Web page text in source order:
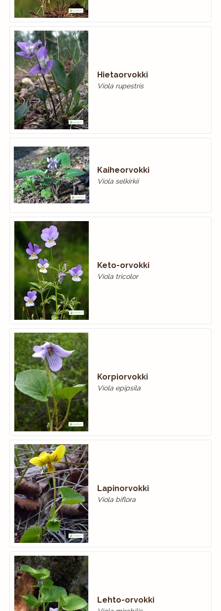
Hietaorvokki
Viola rupestris
Kaiheorvokki
Viola selkirkii
Keto-orvokki
Viola tricolor
Korpiorvokki
Viola epipsila
Lapinorvokki
Viola biflora
Lehto-orvokki